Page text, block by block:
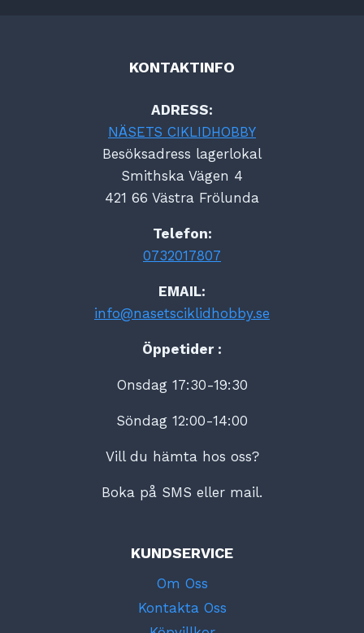
KONTAKTINFO
ADRESS:
NÄSETS CIKLIDHOBBY
Besöksadress lagerlokal
Smithska Vägen 4
421 66 Västra Frölunda
Telefon:
0732017807
EMAIL:
info@nasetsciklidhobby.se
Öppetider :
Onsdag 17:30-19:30
Söndag 12:00-14:00
Vill du hämta hos oss?
Boka på SMS eller mail.
KUNDSERVICE
Om Oss
Kontakta Oss